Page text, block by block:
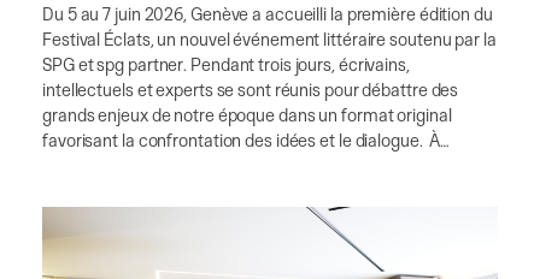
Du 5 au 7 juin 2026, Genève a accueilli la première édition du
Festival Éclats, un nouvel événement littéraire soutenu par la
SPG et spg partner. Pendant trois jours, écrivains,
intellectuels et experts se sont réunis pour débattre des
grands enjeux de notre époque dans un format original
favorisant la confrontation des idées et le dialogue. À…